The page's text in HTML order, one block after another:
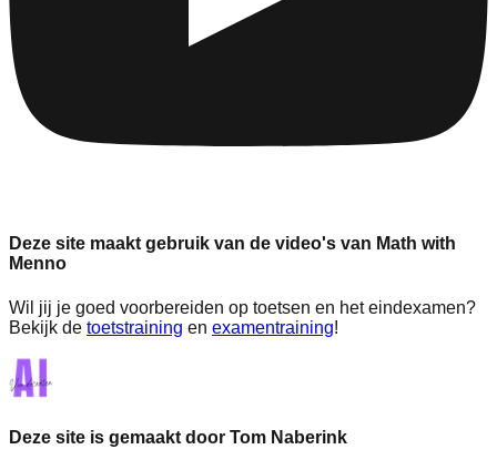
Deze site maakt gebruik van de video's van Math with
Menno
Wil jij je goed voorbereiden op toetsen en het eindexamen?
Bekijk de toetstraining en examentraining!
Deze site is gemaakt door Tom Naberink